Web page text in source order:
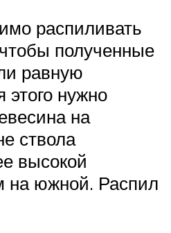
распиливать
полученные
равную
этого нужно
на
ствола
высокой
на южной. Распил